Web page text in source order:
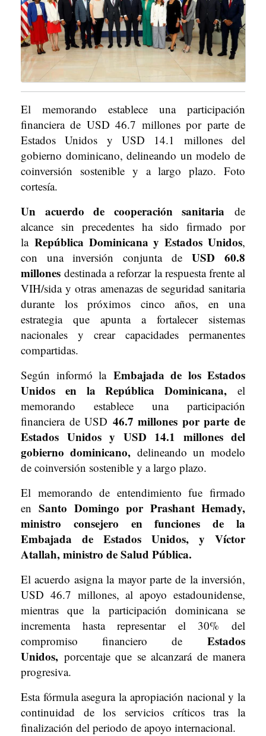
El memorando establece una participación
financiera de USD 46.7 millones por parte de
Estados Unidos y USD 14.1 millones del
gobierno dominicano, delineando un modelo de
coinversión sostenible y a largo plazo. Foto
cortesía.
Un acuerdo de cooperación sanitaria de
alcance sin precedentes ha sido firmado por
la República Dominicana y Estados Unidos,
con una inversión conjunta deUSD 60.8
millones destinada a reforzar la respuesta frente al
VIH/sida y otras amenazas de seguridad sanitaria
durante los próximos cinco años, en una
estrategia que apunta a fortalecer sistemas
nacionales y crear capacidades permanentes
compartidas.
Según informó la Embajada de los Estados
Unidos en la República Dominicana, el
memorando establece una participación
financiera de USD 46.7 millones por parte de
Estados Unidos y USD 14.1 millones del
gobierno dominicano, delineando un modelo
de coinversión sostenible y a largo plazo.
El memorando de entendimiento fue firmado
enSanto Domingo por Prashant Hemady,
ministro consejero en funciones de la
Embajada de Estados Unidos, y Víctor
Atallah, ministro de Salud Pública.
El acuerdo asigna la mayor parte de la inversión,
USD 46.7 millones, al apoyo estadounidense,
mientras que la participación dominicana se
incrementa hasta representar el 30% del
compromiso financiero de Estados
Unidos, porcentaje que se alcanzará de manera
progresiva.
Esta fórmula asegura la apropiación nacional y la
continuidad de los servicios críticos tras la
finalización del periodo de apoyo internacional.